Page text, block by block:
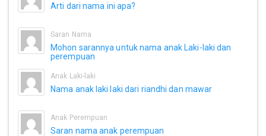
Arti dari nama ini apa?
Saran Nama
Mohon sarannya untuk nama anak Laki-laki dan
perempuan
Anak Laki-laki
Nama anak laki laki dari riandhi dan mawar
Anak Perempuan
Saran nama anak perempuan